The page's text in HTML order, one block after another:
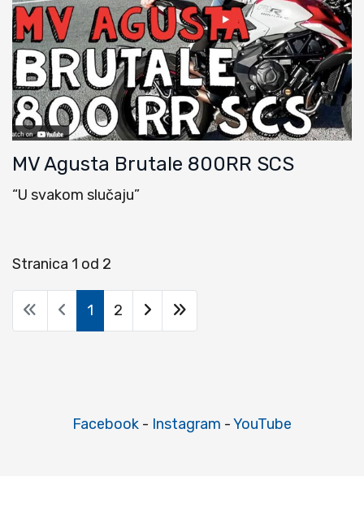
MV Agusta Brutale 800RR SCS
“U svakom slučaju”
Stranica 1 od 2
1 2
Facebook - Instagram -YouTube